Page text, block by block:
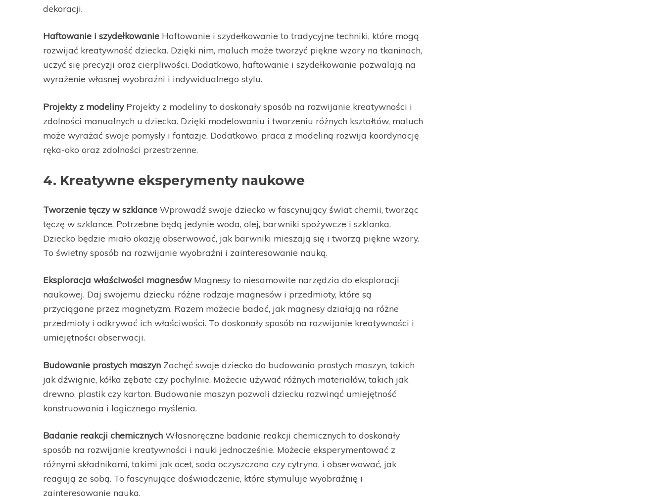
dekoracji.
Haftowanie i szydełkowanie Haftowanie i szydełkowanie to tradycyjne techniki, które mogą
rozwijać kreatywność dziecka. Dzięki nim, maluch może tworzyć piękne wzory na tkaninach,
uczyć się precyzji oraz cierpliwości. Dodatkowo, haftowanie i szydełkowanie pozwalają na
wyrażenie własnej wyobraźni i indywidualnego stylu.
Projekty z modelinyProjekty z modeliny to doskonały sposób na rozwijanie kreatywności i
zdolności manualnych u dziecka. Dzięki modelowaniu i tworzeniu różnych kształtów, maluch
może wyrażać swoje pomysły i fantazje. Dodatkowo, praca z modeliną rozwija koordynację
ręka-oko oraz zdolności przestrzenne.
4. Kreatywne eksperymenty naukowe
Tworzenie tęczy w szklance Wprowadź swoje dziecko w fascynujący świat chemii, tworząc
tęczę w szklance. Potrzebne będą jedynie woda, olej, barwniki spożywcze i szklanka.
Dziecko będzie miało okazję obserwować, jak barwniki mieszają się i tworzą piękne wzory.
To świetny sposób na rozwijanie wyobraźni i zainteresowanie nauką.
Eksploracja właściwości magnesówMagnesy to niesamowite narzędzia do eksploracji
naukowej. Daj swojemu dziecku różne rodzaje magnesów i przedmioty, które są
przyciągane przez magnetyzm. Razem możecie badać, jak magnesy działają na różne
przedmioty i odkrywać ich właściwości. To doskonały sposób na rozwijanie kreatywności i
umiejętności obserwacji.
Budowanie prostych maszyn Zachęć swoje dziecko do budowania prostych maszyn, takich
jak dźwignie, kółka zębate czy pochylnie. Możecie używać różnych materiałów, takich jak
drewno, plastik czy karton. Budowanie maszyn pozwoli dziecku rozwinąć umiejętność
konstruowania i logicznego myślenia.
Badanie reakcji chemicznych Własnoręczne badanie reakcji chemicznych to doskonały
sposób na rozwijanie kreatywności i nauki jednocześnie. Możecie eksperymentować z
różnymi składnikami, takimi jak ocet, soda oczyszczona czy cytryna, i obserwować, jak
reagują ze sobą. To fascynujące doświadczenie, które stymuluje wyobraźnię i
zainteresowanie nauką.